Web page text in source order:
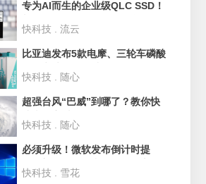
专为AI而生的企业级QLC SSD！
超过1PB的写入测试
快科技 . 流云
比亚迪发布5款电摩、三轮车磷酸
10年
快科技 . 随心
超强台风“巴威”到哪了？教你快
快科技 . 随心
必须升级！微软发布倒计时提
将停止支持
快科技 . 雪花